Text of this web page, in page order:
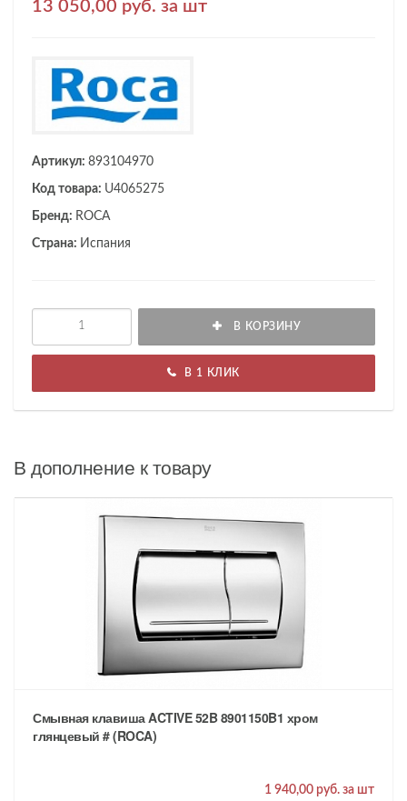
13 050,00 руб. за шт
Артикул: 893104970
Код товара: U4065275
Бренд: ROCA
Страна: Испания
В КОРЗИНУ
В 1 КЛИК
В дополнение к товару
Смывная клавиша ACTIVE 52B 8901150B1 хром
глянцевый # (ROCA)
1 940,00 руб. за шт